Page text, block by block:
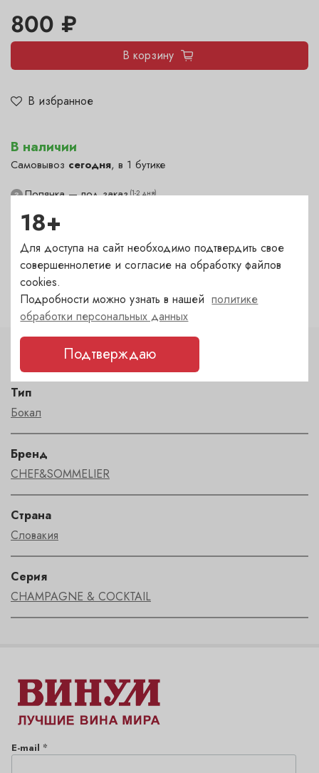
В избранное
800 ₽
В корзину
В наличии
Самовывоз сегодня, в 1 бутике
Гранатный — под заказ
? Полянка — под заказ (1-2 дня)
✓ Пречистенка — в наличии(сегодня)
Садовническая — под заказ (1-2 дня)
Сухаревка — под заказ
Характеристики
Тип
Бокал
Бренд
CHEF&SOMMELIER
Страна
Словакия
Серия
CHAMPAGNE & COCKTAIL
E-mail *
18+
Для доступа на сайт необходимо подтвердить свое
совершеннолетие и согласие на обработку файлов
cookies.
Подробности можно узнать в нашейполитике
обработки персональных данных
Подтверждаю